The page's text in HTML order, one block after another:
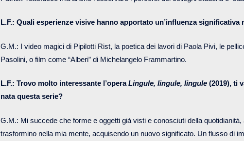
L.F.: Quali esperienze visive hanno apportato un’influenza significativa
G.M.: I video magici di Pipilotti Rist, la poetica dei lavori di Paola Pivi, le
Pasolini, o film come “Alberi” di Michelangelo Frammartino.
L.F.: Trovo molto interessante l’operaLingule, lingule, lingule (2019), ti
nata questa serie?
G.M.: Mi succede che forme e oggetti già visti e conosciuti della quotidianità,
trasformino nella mia mente, acquisendo un nuovo significato. Un flusso di